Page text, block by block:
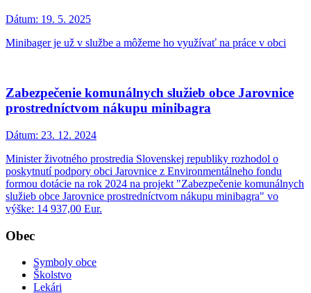
Dátum: 19. 5. 2025
Minibager je už v službe a môžeme ho využívať na práce v obci
Zabezpečenie komunálnych služieb obce Jarovnice
prostredníctvom nákupu minibagra
Dátum: 23. 12. 2024
Minister životného prostredia Slovenskej republiky rozhodol o
poskytnutí podpory obci Jarovnice z Environmentálneho fondu
formou dotácie na rok 2024 na projekt "Zabezpečenie komunálnych
služieb obce Jarovnice prostredníctvom nákupu minibagra" vo
výške: 14 937,00 Eur.
Obec
Symboly obce
Školstvo
Lekári